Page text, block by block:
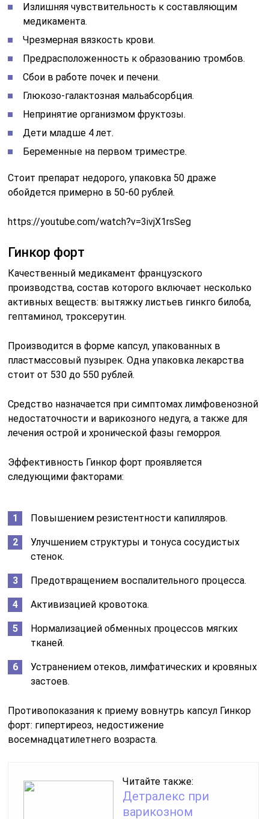
Излишняя чувствительность к составляющим
медикамента.
Чрезмерная вязкость крови.
Предрасположенность к образованию тромбов.
Сбои в работе почек и печени.
Глюкозо-галактозная мальабсорбция.
Непринятие организмом фруктозы.
Дети младше 4 лет.
Беременные на первом триместре.
Стоит препарат недорого, упаковка 50 драже
обойдется примерно в 50-60 рублей.
https://youtube.com/watch?v=3ivjX1rsSeg
Гинкор форт
Качественный медикамент французского
производства, состав которого включает несколько
активных веществ: вытяжку листьев гинкго билоба,
гептаминол, троксерутин.
Производится в форме капсул, упакованных в
пластмассовый пузырек. Одна упаковка лекарства
стоит от 530 до 550 рублей.
Средство назначается при симптомах лимфовенозной
недостаточности и варикозного недуга, а также для
лечения острой и хронической фазы геморроя.
Эффективность Гинкор форт проявляется
следующими факторами:
Повышением резистентности капилляров.
Улучшением структуры и тонуса сосудистых
стенок.
Предотвращением воспалительного процесса.
Активизацией кровотока.
Нормализацией обменных процессов мягких
тканей.
Устранением отеков, лимфатических и кровяных
застоев.
Противопоказания к приему вовнутрь капсул Гинкор
форт: гипертиреоз, недостижение
восемнадцатилетнего возраста.
Читайте также:
Детралекс при
варикозном